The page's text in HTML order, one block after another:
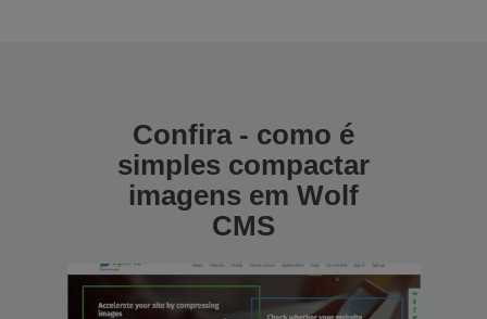
Confira - como é
simples compactar
imagens em Wolf
CMS